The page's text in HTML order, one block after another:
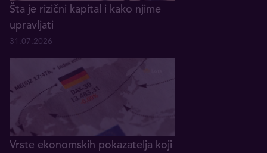
Šta je rizični kapital i kako njime
upravljati
31.07.2026
Vrste ekonomskih pokazatelja koji